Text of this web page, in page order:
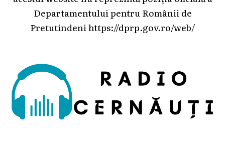
Departamentului pentru Românii de
Pretutindenihttps://dprp.gov.ro/web/